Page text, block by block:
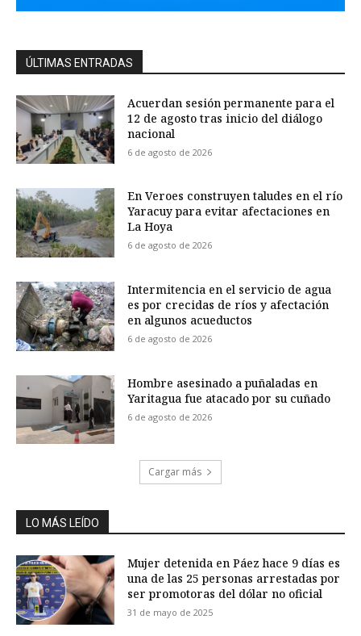
ÚLTIMAS ENTRADAS
Acuerdan sesión permanente para el
12 de agosto tras inicio del diálogo
nacional
6 de agosto de 2026
En Veroes construyen taludes en el río
Yaracuy para evitar afectaciones en
La Hoya
6 de agosto de 2026
Intermitencia en el servicio de agua
es por crecidas de ríos y afectación
en algunos acueductos
6 de agosto de 2026
Hombre asesinado a puñaladas en
Yaritagua fue atacado por su cuñado
6 de agosto de 2026
Cargar más
LO MÁS LEÍDO
Mujer detenida en Páez hace 9 días es
una de las 25 personas arrestadas por
ser promotoras del dólar no oficial
31 de mayo de 2025